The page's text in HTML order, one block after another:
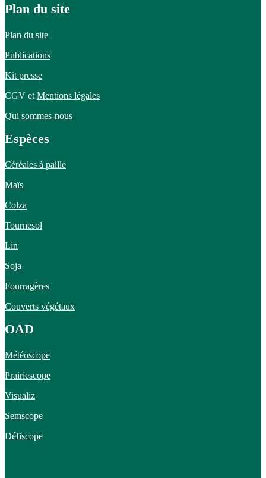
Plan du site
Plan du site
Publications
Kit presse
CGV et Mentions légales
Qui sommes-nous
Espèces
Céréales à paille
Maïs
Colza
Tournesol
Lin
Soja
Fourragères
Couverts végétaux
OAD
Météoscope
Prairiescope
Visualiz
Semscope
Défiscope